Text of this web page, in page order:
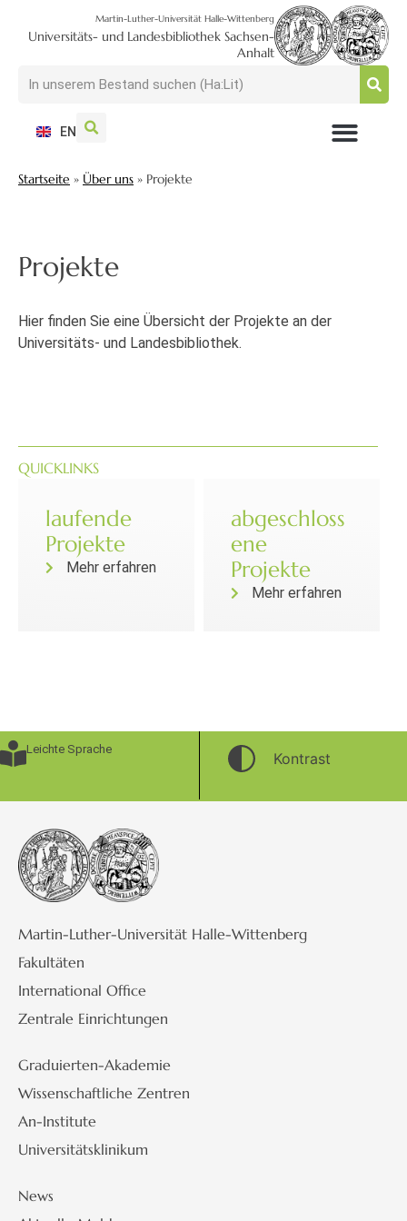
Martin-Luther-Universität Halle-Wittenberg
Universitäts- und Landesbibliothek Sachsen-
Anhalt
EN
Startseite » Über uns » Projekte
Projekte
Hier finden Sie eine Übersicht der Projekte an der
Universitäts- und Landesbibliothek.
QUICKLINKS
laufende
Projekte
Mehr erfahren
abgeschloss
ene
Projekte
Mehr erfahren
Leichte Sprache
Kontrast
Martin-Luther-Universität Halle-Wittenberg
Fakultäten
International Office
Zentrale Einrichtungen
Graduierten-Akademie
Wissenschaftliche Zentren
An-Institute
Universitätsklinikum
News